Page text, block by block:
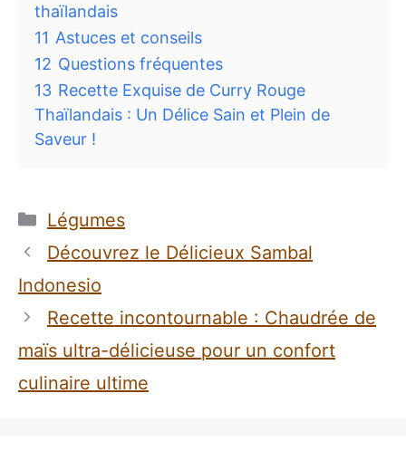
thaïlandais
11 Astuces et conseils
12 Questions fréquentes
13 Recette Exquise de Curry Rouge
Thaïlandais : Un Délice Sain et Plein de
Saveur !
Catégories
Légumes
Découvrez le Délicieux Sambal
Indonesio
Recette incontournable : Chaudrée de
maïs ultra-délicieuse pour un confort
culinaire ultime